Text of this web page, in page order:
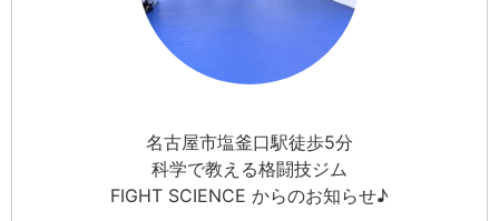
名古屋市塩釜口駅徒歩5分
科学で教える格闘技ジム
FIGHT SCIENCE からのお知らせ♪